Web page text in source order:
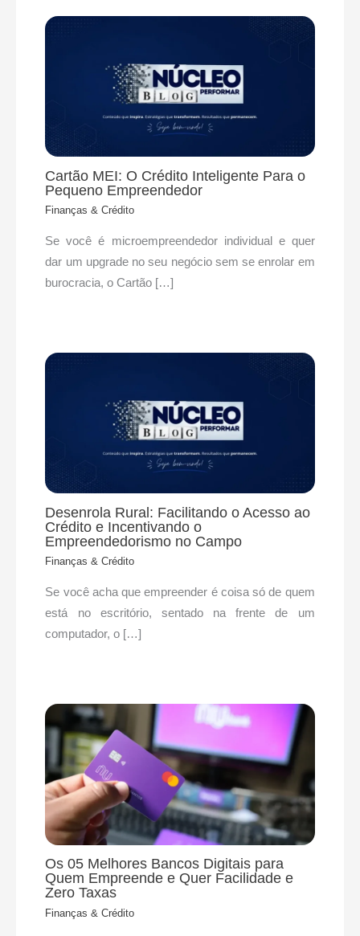
Cartão MEI: O Crédito Inteligente Para o
Pequeno Empreendedor
Finanças & Crédito
Se você é microempreendedor individual e quer
dar um upgrade no seu negócio sem se enrolar em
burocracia, o Cartão […]
Desenrola Rural: Facilitando o Acesso ao
Crédito e Incentivando o
Empreendedorismo no Campo
Finanças & Crédito
Se você acha que empreender é coisa só de quem
está no escritório, sentado na frente de um
computador, o […]
Os 05 Melhores Bancos Digitais para
Quem Empreende e Quer Facilidade e
Zero Taxas
Finanças & Crédito